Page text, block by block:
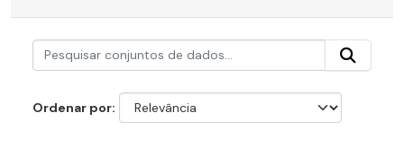
Ordenar por